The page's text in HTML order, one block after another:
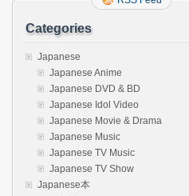
Categories
Japanese
Japanese Anime
Japanese DVD & BD
Japanese Idol Video
Japanese Movie & Drama
Japanese Music
Japanese TV Music
Japanese TV Show
Japanese本